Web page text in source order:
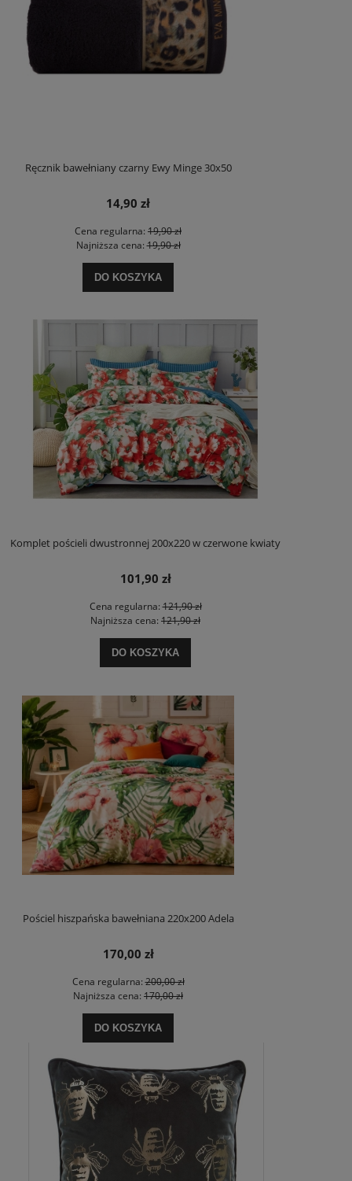
Ręcznik bawełniany czarny Ewy Minge 30x50
14,90 zł
Cena regularna: 19,90 zł
Najniższa cena:19,90 zł
DO KOSZYKA
Komplet pościeli dwustronnej 200x220 w czerwone kwiaty
101,90 zł
Cena regularna:121,90 zł
Najniższa cena: 121,90 zł
DO KOSZYKA
Pościel hiszpańska bawełniana 220x200 Adela
170,00 zł
Cena regularna:200,00 zł
Najniższa cena: 170,00 zł
DO KOSZYKA